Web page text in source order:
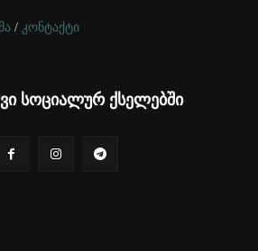
/ კონტაქტი
სოციალურ ქსელებში